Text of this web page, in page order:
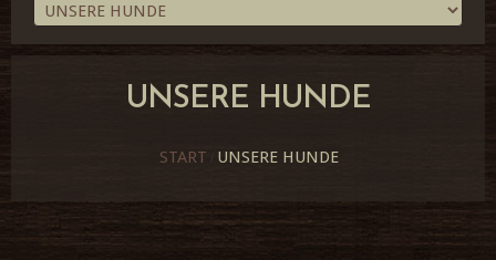
UNSERE HUNDE
START UNSERE HUNDE